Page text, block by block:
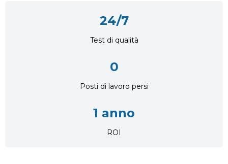
24/7
Test di qualità
0
Posti di lavoro persi
1 anno
ROI